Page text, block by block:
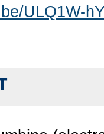
ULQ1W-